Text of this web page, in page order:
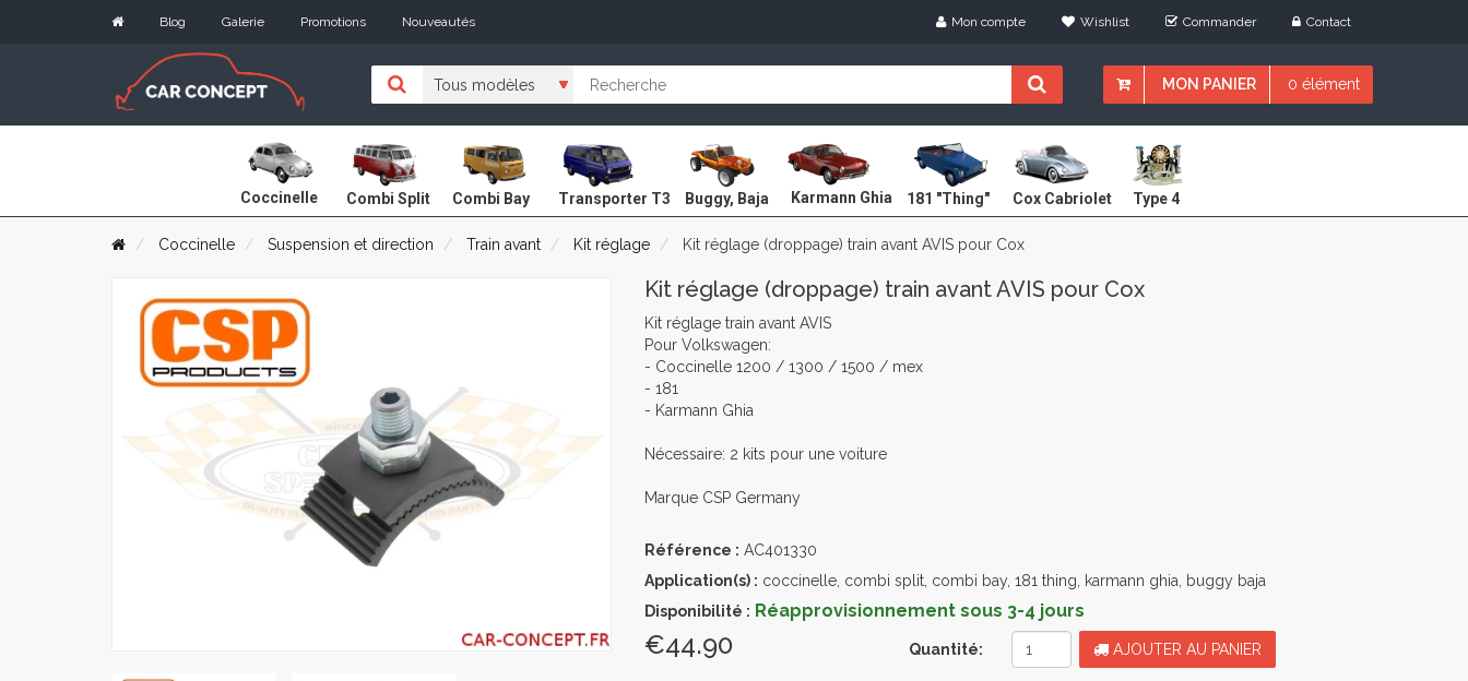
Blog Galerie Promotions Nouveautés Mon compte Wishlist Commander Contact
MON PANIER 0 élément
Coccinelle Combi Split Combi Bay Transporter T3 Buggy, Baja Karmann Ghia 181 "Thing" Cox Cabriolet Type 4
Coccinelle Suspension et direction Train avant Kit réglage Kit réglage (droppage) train avant AVIS pour Cox
Kit réglage (droppage) train avant AVIS pour Cox
Kit réglage train avant AVIS
Pour Volkswagen:
- Coccinelle 1200 / 1300 / 1500 / mex
- 181
- Karmann Ghia
Nécessaire: 2 kits pour une voiture
Marque CSP Germany
Référence : AC401330
Application(s) : coccinelle, combi split, combi bay, 181 thing, karmann ghia, buggy baja
Disponibilité : Réapprovisionnement sous 3-4 jours
€44.90 Quantité: AJOUTER AU PANIER